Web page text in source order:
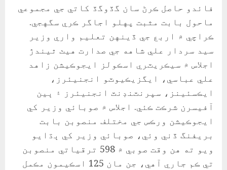
فائدو حاصل ڪرڻ سان گڏوگڏ کاتي جي مجموعي
ماحول بابت مثبت پهلو اجاگر ڪري سگهجي.
ڪراچي ۾ اربع جي ڏينهن تعليم واري وزير
سيد سردار علي شاهه جي صدارت هيٺ ٿيندڙ
اجلاس ۾ سيڪريٽري اسڪولز ايجوڪيشن زاهد
علي عباسي، ايگزيڪيوٽو انجنيئرز،
ايڪسئينز، سپرنٽنڊنٽ انجنيئرز ۽ ٻين
آفيسرن شرڪت ڪئي. اجلاس ۾ صوبائي وزير کي
ايجوڪيشن ورڪس جي مختلف منصوبن بابت
بريفنگ ڏني وئي، صوبائي وزير کي ٻڌايو
ويو ته هن وقت صوبي ۾ 598 ترقياتي منصوبن
تي ڪم جاري آهي، جن مان 125 اسڪيمون مڪمل